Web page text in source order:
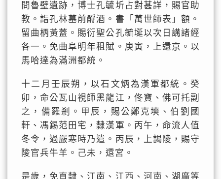
問魯壁遺跡，博士孔毓圻占對甚詳，賜官助
教。詣孔林墓前酹酒。書「萬世師表」額。
留曲柄黃蓋。賜衍聖公孔毓埏以次日講諸經
各一。免曲阜明年租賦。庚寅，上還京。以
馬哈達為滿洲都統。
十二月壬辰朔，以石文炳為漢軍都統。癸
卯，命公瓦山視師黑龍江，佟寶、佛可托副
之，備羅剎。甲辰，賜公鄭克塽、伯劉國
軒、馮錫范田宅，隸漢軍。丙午，命流人值
冬令，過嚴寒時乃遣。丙辰，上謁陵，賜守
陵官兵牛羊。己未，還宮。
是歲，免直隸、江南、江西、河南、湖廣等